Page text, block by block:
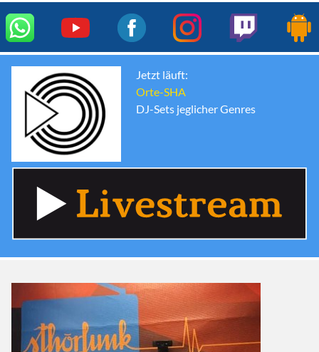
Jetzt läuft:
Orte-SHA
DJ-Sets jeglicher Genres